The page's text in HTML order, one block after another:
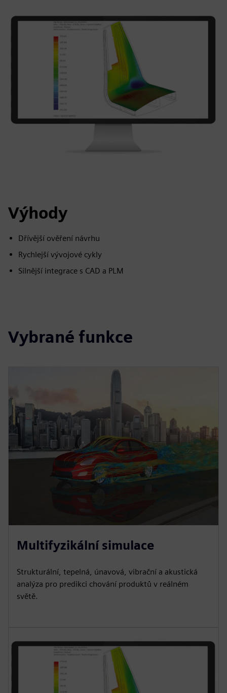
Výhody
Dřívější ověření návrhu
Rychlejší vývojové cykly
Silnější integrace s CAD a PLM
Vybrané funkce
Multifyzikální simulace
Strukturální, tepelná, únavová, vibrační a akustická
analýza pro predikci chování produktů v reálném
světě.